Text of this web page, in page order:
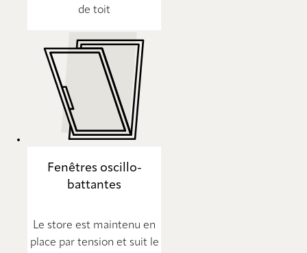
de toit
Fenêtres oscillo-
battantes
Le store est maintenu en
place par tension et suit le